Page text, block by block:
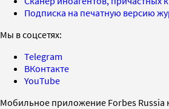
Подписка на печатную версию
Мы в соцсетях:
Telegram
ВКонтакте
YouTube
Мобильное приложение Forbes Russia